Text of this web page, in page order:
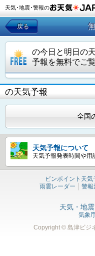
天気･地震･警報の
戻る
の今日と明日の
予報を無料でご
の天気予報
全国
天気予報について
天気予報発表時間や用
ピンポイント天
雨雲レーダー
警報
天気・地
気象
Copyright © 島津ビジ